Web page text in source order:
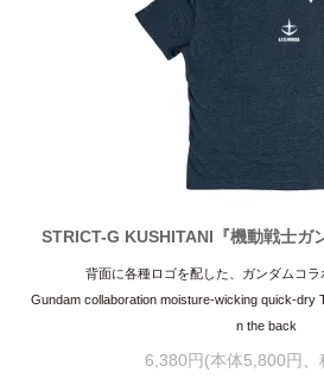
STRICT-G KUSHITANI『機動戦士ガ
背面に各種ロゴを配した、ガンダムコ
Gundam collaboration moisture-wicking quick-dry
n the back
6,380円(本体5,800円、